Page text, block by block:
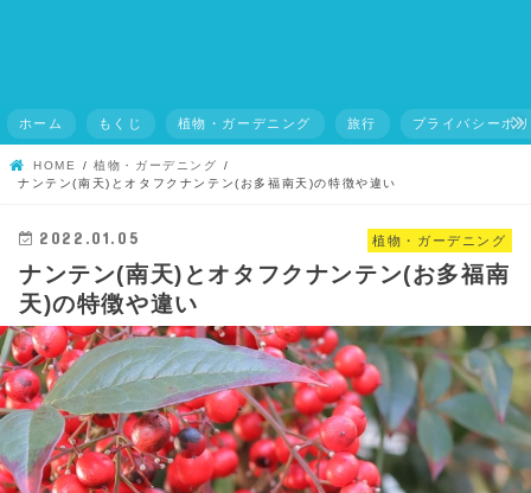
ホーム もくじ 植物・ガーデニング 旅行 プライバシーポ
HOME
植物・ガーデニング
ナンテン(南天)とオタフクナンテン(お多福南天)の特徴や違い
植物・ガーデニング
2022.01.05
ナンテン(南天)とオタフクナンテン(お多福南
天)の特徴や違い